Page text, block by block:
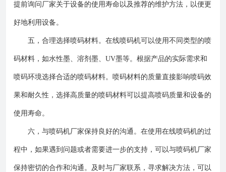
提前询问厂家关于设备的使用寿命以及推荐的维护方法，以便更
好地利用设备。
五，合理选择喷码材料。在线喷码机可以使用不同类型的喷
码材料，如水性墨、溶剂墨、UV墨等。根据产品的实际需求和
喷码环境选择合适的喷码材料。喷码材料的质量直接影响喷码效
果和耐久性，选择高质量的喷码材料可以提高喷码质量和设备的
使用寿命。
六，与喷码机厂家保持良好的沟通。在使用在线喷码机的过
程中，如果遇到问题或者需要进一步的支持，可以与喷码机厂家
保持密切的合作和沟通。及时与厂家联系，寻求解决方法，可以